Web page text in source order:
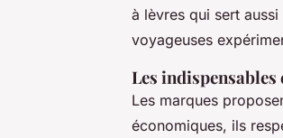
à lèvres qui sert
voyageuses
Les
Les marques
économiques, ils